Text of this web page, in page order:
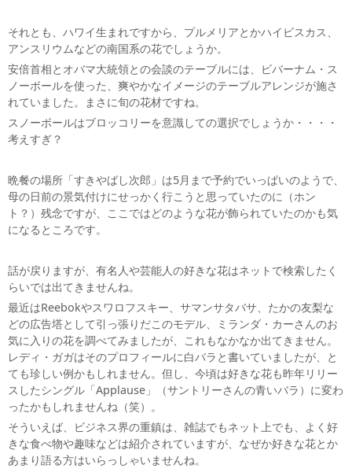
それとも、ハワイ生まれですから、プルメリアとかハイビスカス、
アンスリウムなどの南国系の花でしょうか。
安倍首相とオバマ大統領との会談のテーブルには、ビバーナム・ス
ノーボールを使った、爽やかなイメージのテーブルアレンジが施さ
れていました。まさに旬の花材ですね。
スノーボールはブロッコリーを意識しての選択でしょうか・・・・
考えすぎ？
晩餐の場所「すきやばし次郎」は5月まで予約でいっぱいのようで、
母の日前の景気付けにせっかく行こうと思っていたのに（ホン
ト？）残念ですが、ここではどのような花が飾られていたのかも気
になるところです。
話が戻りますが、有名人や芸能人の好きな花はネットで検索したく
らいでは出てきませんね。
最近はReebokやスワロフスキー、サマンサタバサ、たかの友梨な
どの広告塔として引っ張りだこのモデル、ミランダ・カーさんのお
気に入りの花を調べてみましたが、これもなかなか出てきません。
レディ・ガガはそのプロフィールに白バラと書いていましたが、と
ても珍しい例かもしれません。但し、今頃は好きな花も昨年リリー
スしたシングル「Applause」（サントリーさんの青いバラ）に変わ
ったかもしれませんね（笑）。
そういえば、ビジネス界の重鎮は、雑誌でもネット上でも、よく好
きな食べ物や趣味などは紹介されていますが、なぜか好きな花とか
あまり語る方はいらっしゃいませんね。